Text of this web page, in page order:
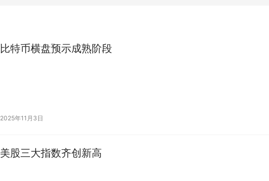
比特币横盘预示成熟阶段
2025年11月3日
美股三大指数齐创新高